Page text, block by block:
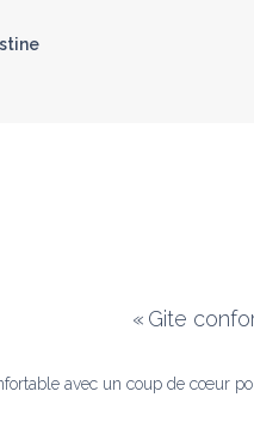
« Gite
avec un coup de cœur